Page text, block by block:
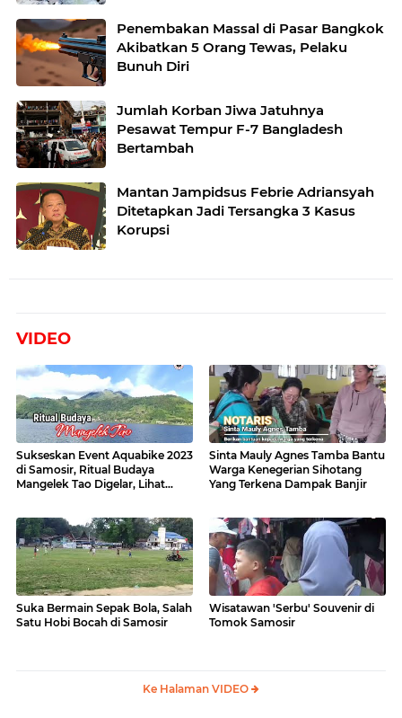
Penembakan Massal di Pasar Bangkok
Akibatkan 5 Orang Tewas, Pelaku
Bunuh Diri
Jumlah Korban Jiwa Jatuhnya
Pesawat Tempur F-7 Bangladesh
Bertambah
Mantan Jampidsus Febrie Adriansyah
Ditetapkan Jadi Tersangka 3 Kasus
Korupsi
VIDEO
Sukseskan Event Aquabike 2023
di Samosir, Ritual Budaya
Mangelek Tao Digelar, Lihat
Sinta Mauly Agnes Tamba Bantu
Warga Kenegerian Sihotang
Yang Terkena Dampak Banjir
Suka Bermain Sepak Bola, Salah
Satu Hobi Bocah di Samosir
Wisatawan 'Serbu' Souvenir di
Tomok Samosir
Ke Halaman VIDEO